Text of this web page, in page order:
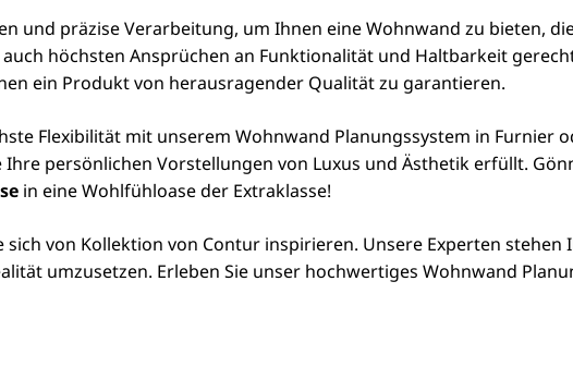
und präzise Verarbeitung, um Ihnen eine Wohnwand zu bieten,
höchsten Ansprüchen an Funktionalität und Haltbarkeit
ein Produkt von herausragender Qualität zu garantieren.
Flexibilität mit unserem Wohnwand Planungssystem in Furnier
Ihre persönlichen Vorstellungen von Luxus und Ästhetik erfüllt.
in eine Wohlfühloase der Extraklasse!
sich von Kollektion von Contur inspirieren. Unsere Experten stehen
umzusetzen. Erleben Sie unser hochwertiges Wohnwand